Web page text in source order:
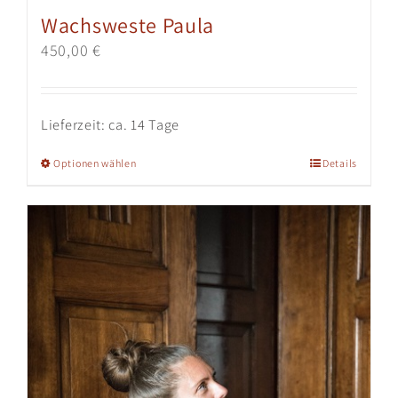
Wachsweste Paula
450,00 €
Lieferzeit:ca. 14 Tage
Optionen wählenDieses
weist
mehrere
Varianten
auf.
Die
Optionen
können
auf
der
Details